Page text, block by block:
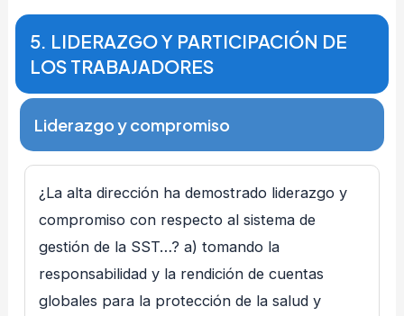
5. LIDERAZGO Y PARTICIPACIÓN DE
LOS TRABAJADORES
Liderazgo y compromiso
¿La alta dirección ha demostrado liderazgo y
compromiso con respecto al sistema de
gestión de la SST…? a) tomando la
responsabilidad y la rendición de cuentas
globales para la protección de la salud y